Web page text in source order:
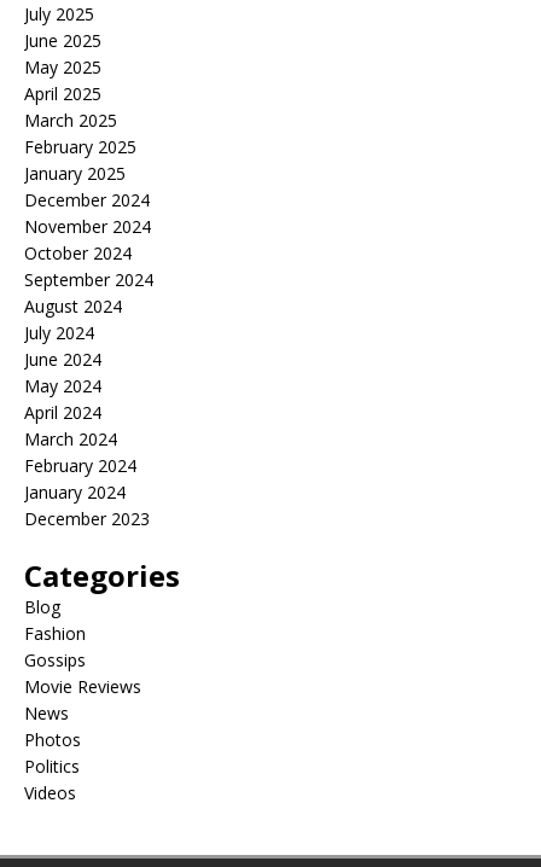
July 2025
June 2025
May 2025
April 2025
March 2025
February 2025
January 2025
December 2024
November 2024
October 2024
September 2024
August 2024
July 2024
June 2024
May 2024
April 2024
March 2024
February 2024
January 2024
December 2023
Categories
Blog
Fashion
Gossips
Movie Reviews
News
Photos
Politics
Videos